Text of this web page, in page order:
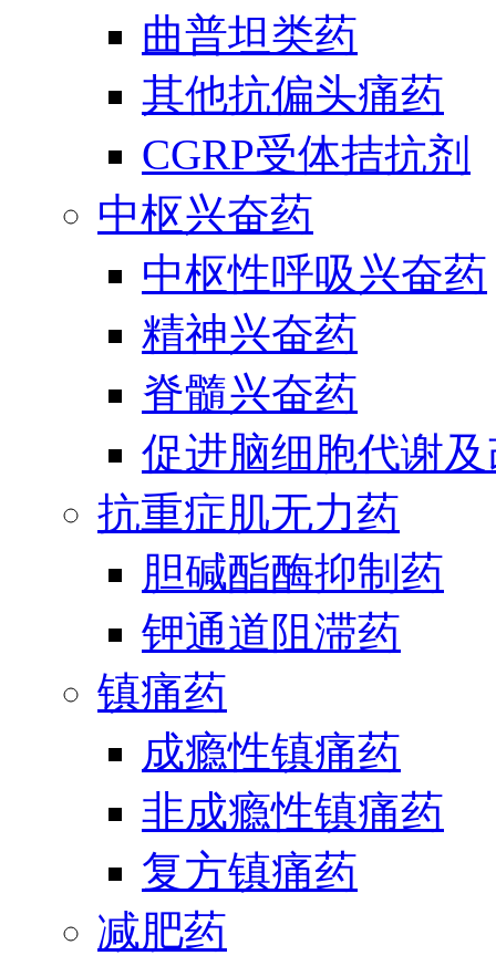
曲普坦类药
其他抗偏头痛药
CGRP受体拮抗剂
中枢兴奋药
中枢性呼吸兴奋药
精神兴奋药
脊髓兴奋药
促进脑细胞代谢
抗重症肌无力药
胆碱酯酶抑制药
钾通道阻滞药
镇痛药
成瘾性镇痛药
非成瘾性镇痛药
复方镇痛药
减肥药